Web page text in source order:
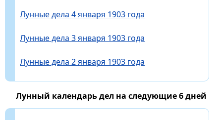
Лунные дела 4 января 1903 года
Лунные дела 3 января 1903 года
Лунные дела 2 января 1903 года
Лунный календарь дел на следующие 6 дней